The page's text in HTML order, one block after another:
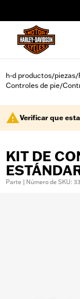
h-d productos/piezas/
Controles de pie/
Verificar que
KIT DE
Parte | Número de SKU: